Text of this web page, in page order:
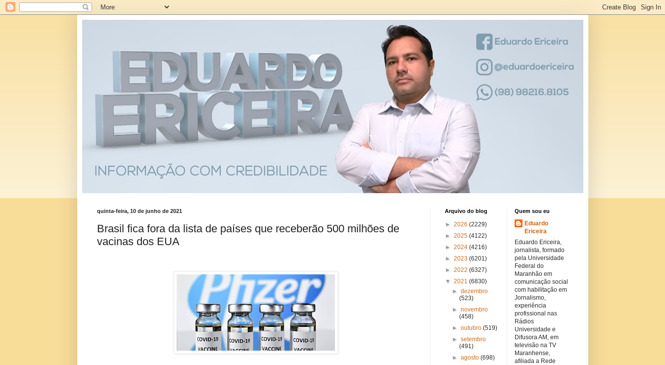
quinta-feira, 10 de junho de 2021
Brasil fica fora da lista de países que receberão 500 milhões de
vacinas dos EUA
Arquivo do blog
► 2026 (2229)
► 2025 (4122)
► 2024 (4216)
► 2023 (6201)
► 2022 (6327)
▼ 2021 (6830)
► dezembro
(523)
► novembro
(458)
► outubro (519)
► setembro
(491)
► agosto (698)
Quem sou eu
Eduardo
Ericeira
Eduardo Ericeira,
jornalista, formado
pela Universidade
Federal do
Maranhão em
comunicação social
com habilitação em
Jornalismo,
experiência
profissional nas
Rádios
Universidade e
Difusora AM, em
televisão na TV
Maranhense,
afiliada a Rede